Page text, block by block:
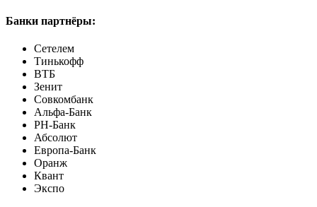
Банки партнёры:
Сетелем
Тинькофф
ВТБ
Зенит
Совкомбанк
Альфа-Банк
РН-Банк
Абсолют
Европа-Банк
Оранж
Квант
Экспо